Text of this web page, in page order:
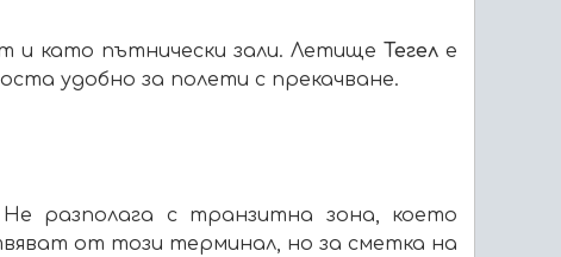
и като пътнически зали. ЛетищеТегел е
удобно за полети с прекачване.
разполага с транзитна зона, което
от този терминал, но за сметка на